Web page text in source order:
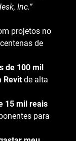
Inc.”
projetos no
de
de 100 mil
Revitde alta
15 mil reais
para